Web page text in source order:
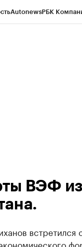
AutonewsРБК
ВЭФ
встретился